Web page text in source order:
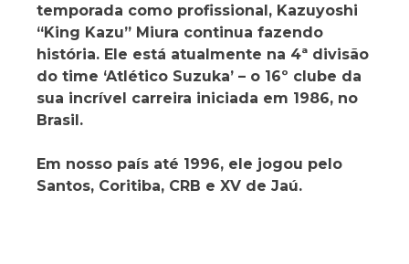
temporada como profissional, Kazuyoshi
“King Kazu” Miura continua fazendo
história. Ele está atualmente na 4ª divisão
do time ‘Atlético Suzuka’ – o 16º clube da
sua incrível carreira iniciada em 1986, no
Brasil.
Em nosso país até 1996, ele jogou pelo
Santos, Coritiba, CRB e XV de Jaú.